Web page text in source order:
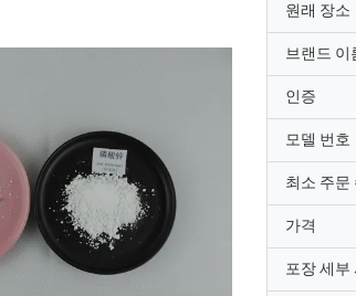
원래 장소
브랜드 이
인증
모델 번호
최소 주문
가격
포장 세부